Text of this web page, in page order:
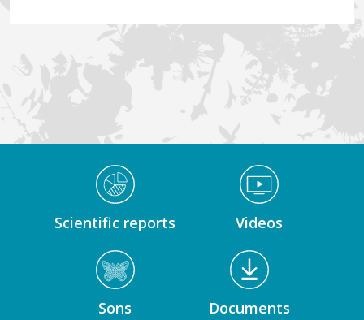
Médiathèque Footer
Scientific reports Videos
Sons Documents